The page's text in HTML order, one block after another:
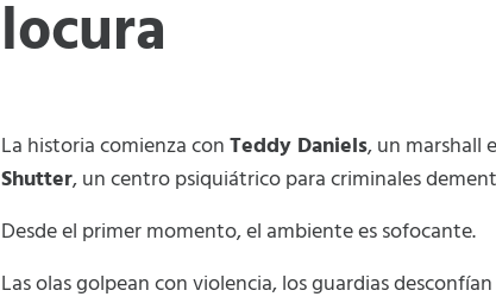
locura
La historia comienza conTeddy Daniels, un marshall
Shutter, un centro psiquiátrico para criminales
Desde el primer momento, el ambiente es sofocante.
Las olas golpean con violencia, los guardias